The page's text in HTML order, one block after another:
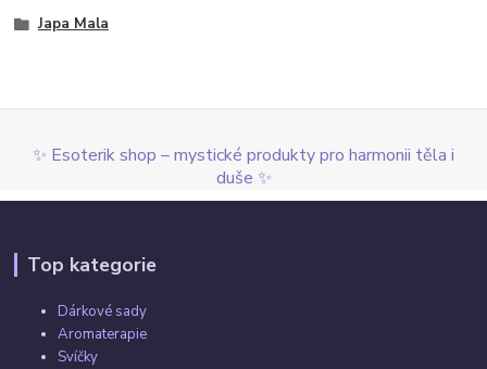
Japa Mala
✨ Esoterik shop – mystické produkty pro harmonii těla i
duše ✨
Top kategorie
Dárkové sady
Aromaterapie
Svíčky